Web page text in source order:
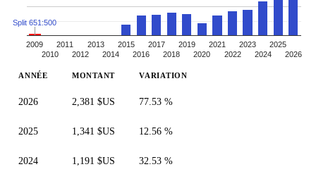
2009
2010
2011
2012
2013
2014
2015
2016
2017
2018
2019
2020
2021
2022
2023
2024
2025
2026
Split 651:500
ANNÉE MONTANT VARIATION
2026 2,381 $US 77.53 %
2025 1,341 $US 12.56 %
2024 1,191 $US 32.53 %